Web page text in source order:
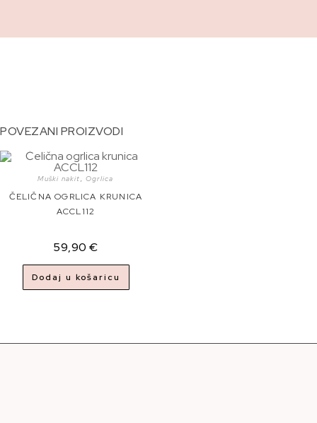
POVEZANI PROIZVODI
Muški nakit ,Ogrlica
ČELIČNA OGRLICA KRUNICA
ACCL112
59,90€
Dodaj u košaricu